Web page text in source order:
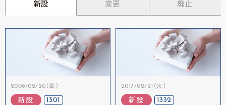
新設 変更 廃止
2009/02/20（金）
新設 1301
2017/02/21（火）
新設 1332